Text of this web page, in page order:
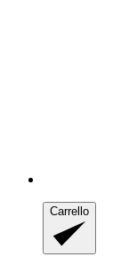
Carrello